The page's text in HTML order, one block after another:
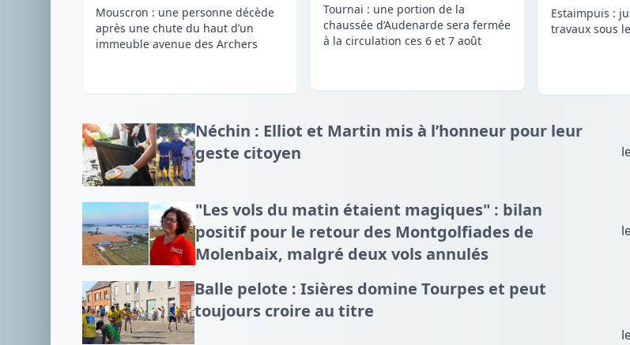
Mouscron : une personne décède
après une chute du haut d’un
immeuble avenue des Archers
Tournai : une portion de la
chaussée d’Audenarde sera fermée
à la circulation ces 6 et 7 août
Estaimpuis :
travaux sous
Néchin : Elliot et Martin mis à l’honneur pour leur
geste citoyen
"Les vols du matin étaient magiques" : bilan
positif pour le retour des Montgolfiades de
Molenbaix, malgré deux vols annulés
Balle pelote : Isières domine Tourpes et peut
toujours croire au titre